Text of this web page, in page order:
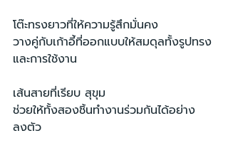
โต๊ะทรงยาวที่ให้ความรู้สึกมั่นคง
วางคู่กับเก้าอี้ที่ออกแบบให้สมดุลทั้งรูปทรง
และการใช้งาน
เส้นสายที่เรียบ สุขุม
ช่วยให้ทั้งสองชิ้นทำงานร่วมกันได้อย่าง
ลงตัว